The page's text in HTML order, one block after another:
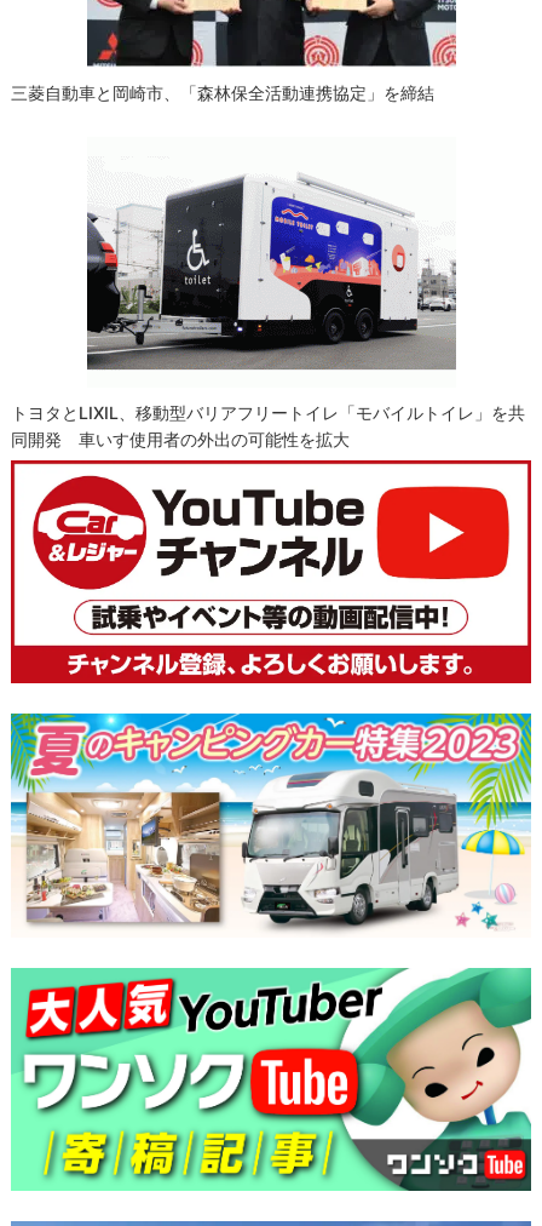
三菱自動車と岡崎市、「森林保全活動連携協定」を締結
トヨタとLIXIL、移動型バリアフリートイレ「モバイルトイレ」を共
同開発 車いす使用者の外出の可能性を拡大